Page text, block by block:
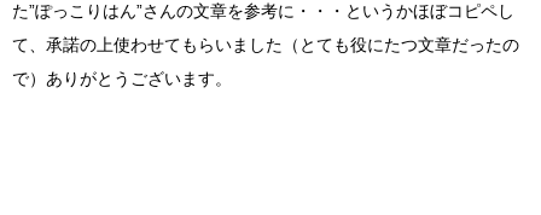
た”ぽっこりはん”さんの文章を参考に・・・というかほぼコピペし
て、承諾の上使わせてもらいました（とても役にたつ文章だったの
で）ありがとうございます。